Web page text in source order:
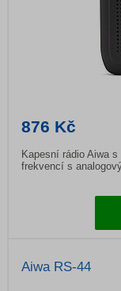
876 Kč
Kapesní rádio Aiwa
frekvencí s
Aiwa RS-44